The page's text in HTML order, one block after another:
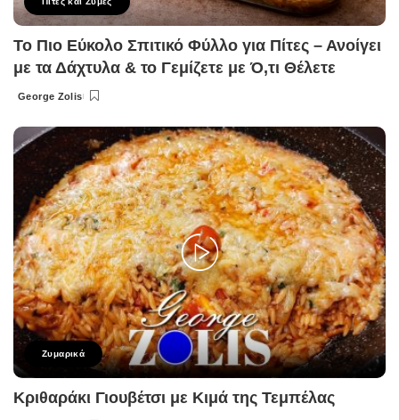
Το Πιο Εύκολο Σπιτικό Φύλλο για Πίτες – Ανοίγει
με τα Δάχτυλα & το Γεμίζετε με Ό,τι Θέλετε
Posted
George Zolis
Ζυμαρικά
Κριθαράκι Γιουβέτσι με Κιμά της Τεμπέλας